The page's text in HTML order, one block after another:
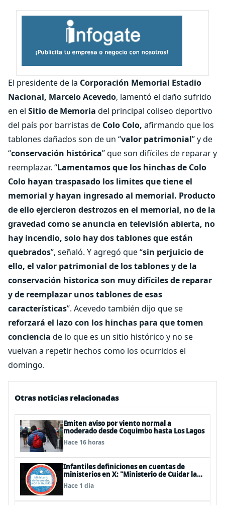
El presidente de la Corporación Memorial Estadio
Nacional, Marcelo Acevedo, lamentó el daño sufrido
en el Sitio de Memoria del principal coliseo deportivo
del país por barristas de Colo Colo, afirmando que los
tablones dañados son de un “valor patrimonial” y de
“conservación histórica” que son difíciles de reparar y
reemplazar. “Lamentamos que los hinchas de Colo
Colo hayan traspasado los limites que tiene el
memorial y hayan ingresado al memorial. Producto
de ello ejercieron destrozos en el memorial, no de la
gravedad como se anuncia en televisión abierta, no
hay incendio, solo hay dos tablones que están
quebrados”, señaló. Y agregó que “sin perjuicio de
ello, el valor patrimonial de los tablones y de la
conservación historica son muy difíciles de reparar
y de reemplazar unos tablones de esas
características”. Acevedo también dijo que se
reforzará el lazo con los hinchas para que tomen
conciencia de lo que es un sitio histórico y no se
vuelvan a repetir hechos como los ocurridos el
domingo.
Otras noticias relacionadas
Emiten aviso por viento normal a
moderado desde Coquimbo hasta Los Lagos
Hace 16 horas
Infantiles definiciones en cuentas de
ministerios en X: "Ministerio de Cuidar la
Plata", "Ministerio de la amistad..."
Hace 1 día